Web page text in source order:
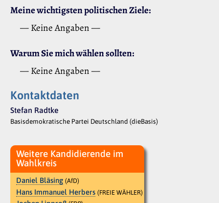
Meine wichtigsten politischen Ziele:
— Keine Angaben —
Warum Sie mich wählen sollten:
— Keine Angaben —
Kontaktdaten
Stefan Radtke
Basisdemokratische Partei Deutschland (dieBasis)
Weitere Kandidierende im
Wahlkreis
Daniel Bläsing (AfD)
Hans Immanuel Herbers (FREIE WÄHLER)